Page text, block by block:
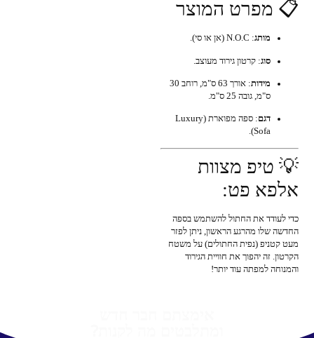
📋 מפרט המוצר
מותג: N.O.C (אן או סי).
סוג: קרטון גירוד מעוצב.
מידות
: אורך 63 ס"מ, רוחב 30
ס"מ, גובה 25 ס"מ.
דגם
: ספה מפוארת (Luxury
Sofa).
💡 טיפ מצוות
אלפא פט:
כדי לעודד את החתול להשתמש בספה
החדשה שלו מהרגע הראשון, ניתן לפזר
מעט קטניפ (נפית החתולים) על משטח
הקרטון. זה יהפוך את חוויית הגירוד
והמנוחה למפתה עוד יותר!